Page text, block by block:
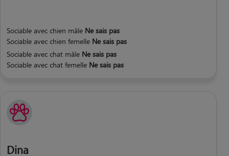
Sociable avec chien mâle Ne sais pas
Sociable avec chien femelle Ne sais pas
Sociable avec chat mâle Ne sais pas
Sociable avec chat femelle Ne sais pas
Dina